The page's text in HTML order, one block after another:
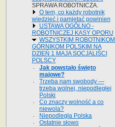
SPRAWA ROBOTNICZA.
O tem, co każdy robotnik
wiedzieć i pamiętać powinien
USTAWA OGÓLNO -
ROBOTNICZEJ KASY OPORU
WSZYSTKIM ROBOTNIKOM I
GÓRNIKOM POLSKIM NA
DZIEŃ 1 MAJA SOCJALIŚCI
POLSCY
Jak powstało święto
majowe?
Trzeba nam swobody —
trzeba wolnej, niepodległej
Polski
Co znaczy wolność a co
niewola?
Niepodległa Polska
Ostatnie słowo